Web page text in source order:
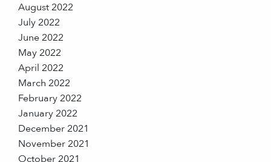
August 2022
July 2022
June 2022
May 2022
April 2022
March 2022
February 2022
January 2022
December 2021
November 2021
October 2021